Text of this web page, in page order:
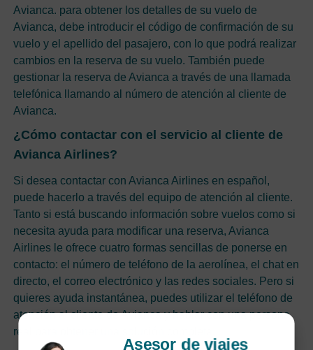
Avianca. para obtener los detalles de su vuelo de
Avianca, debe introducir el código de confirmación de su
vuelo y el apellido del pasajero, con lo que podrá realizar
cambios en la reserva de su vuelo. También puede
gestionar la reserva de Avianca a través de una llamada
telefónica llamando al número de atención al cliente de
Avianca.
¿Cómo contactar con el servicio al cliente de
Avianca Airlines?
Si desea contactar con Avianca Airlines en español,
puede hacerlo a través del equipo de atención al cliente.
Tanto si está buscando información sobre vuelos como si
necesita ayuda para modificar una reserva, Avianca
Airlines le ofrece cuatro formas sencillas de ponerse en
contacto: el número de teléfono de la aerolínea, el chat en
directo, el correo electrónico y las redes sociales. Pero si
quieres ayuda instantánea, puedes utilizar el teléfono de
atención al cliente de Avianca y hablar con una persona
real para obtener una solución completa.
Asesor de viajes